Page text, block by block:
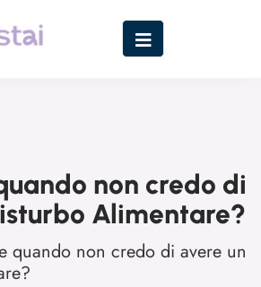
non credo di
Alimentare?
quando non credo di avere un